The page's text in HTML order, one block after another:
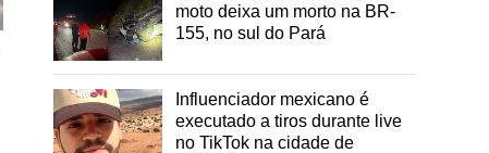
moto deixa um morto na BR-
155, no sul do Pará
Influenciador mexicano é
executado a tiros durante live
no TikTok na cidade de